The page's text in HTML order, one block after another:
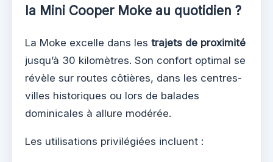
la Mini Cooper Moke au quotidien ?
La Moke excelle dans les trajets de proximité
jusqu’à 30 kilomètres. Son confort optimal se
révèle sur routes côtières, dans les centres-
villes historiques ou lors de balades
dominicales à allure modérée.
Les utilisations privilégiées incluent :